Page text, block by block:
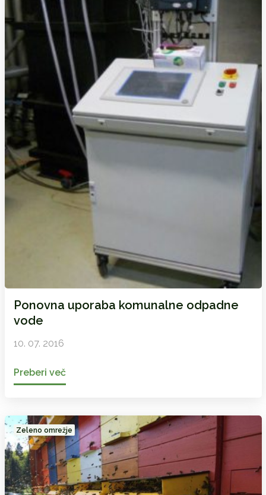
Ponovna uporaba komunalne odpadne
vode
10. 07. 2016
Preberi več
Zeleno omrežje